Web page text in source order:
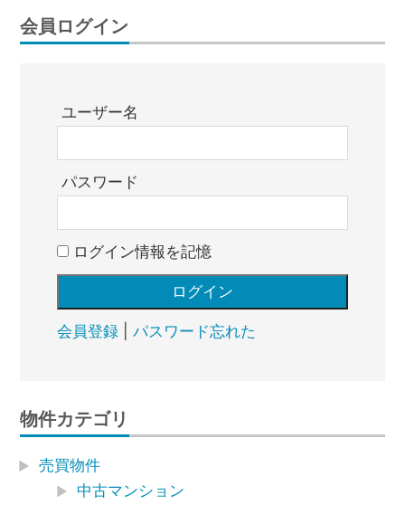
会員ログイン
ユーザー名
パスワード
ログイン情報を記憶
会員登録| パスワード忘れた
物件カテゴリ
売買物件
中古マンション